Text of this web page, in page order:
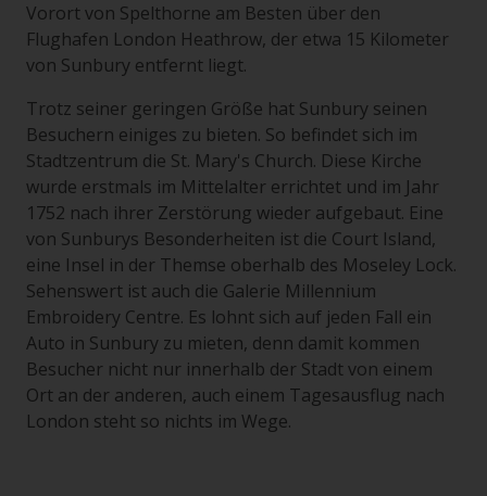
Vorort von Spelthorne am Besten über den
Flughafen London Heathrow, der etwa 15 Kilometer
von Sunbury entfernt liegt.
Trotz seiner geringen Größe hat Sunbury seinen
Besuchern einiges zu bieten. So befindet sich im
Stadtzentrum die St. Mary's Church. Diese Kirche
wurde erstmals im Mittelalter errichtet und im Jahr
1752 nach ihrer Zerstörung wieder aufgebaut. Eine
von Sunburys Besonderheiten ist die Court Island,
eine Insel in der Themse oberhalb des Moseley Lock.
Sehenswert ist auch die Galerie Millennium
Embroidery Centre. Es lohnt sich auf jeden Fall ein
Auto in Sunbury zu mieten, denn damit kommen
Besucher nicht nur innerhalb der Stadt von einem
Ort an der anderen, auch einem Tagesausflug nach
London steht so nichts im Wege.